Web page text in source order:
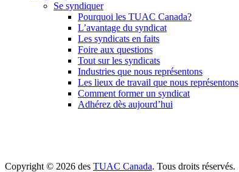
Se syndiquer
Pourquoi les TUAC Canada?
L’avantage du syndicat
Les syndicats en faits
Foire aux questions
Tout sur les syndicats
Industries que nous représentons
Les lieux de travail que nous représentons
Comment former un syndicat
Adhérez dès aujourd’hui
Copyright © 2026 des TUAC Canada. Tous droits réservés.